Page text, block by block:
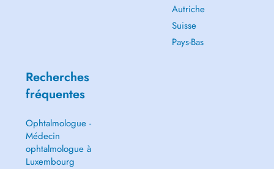
Autriche
Suisse
Pays-Bas
Recherches
fréquentes
Ophtalmologue -
Médecin
ophtalmologue à
Luxembourg